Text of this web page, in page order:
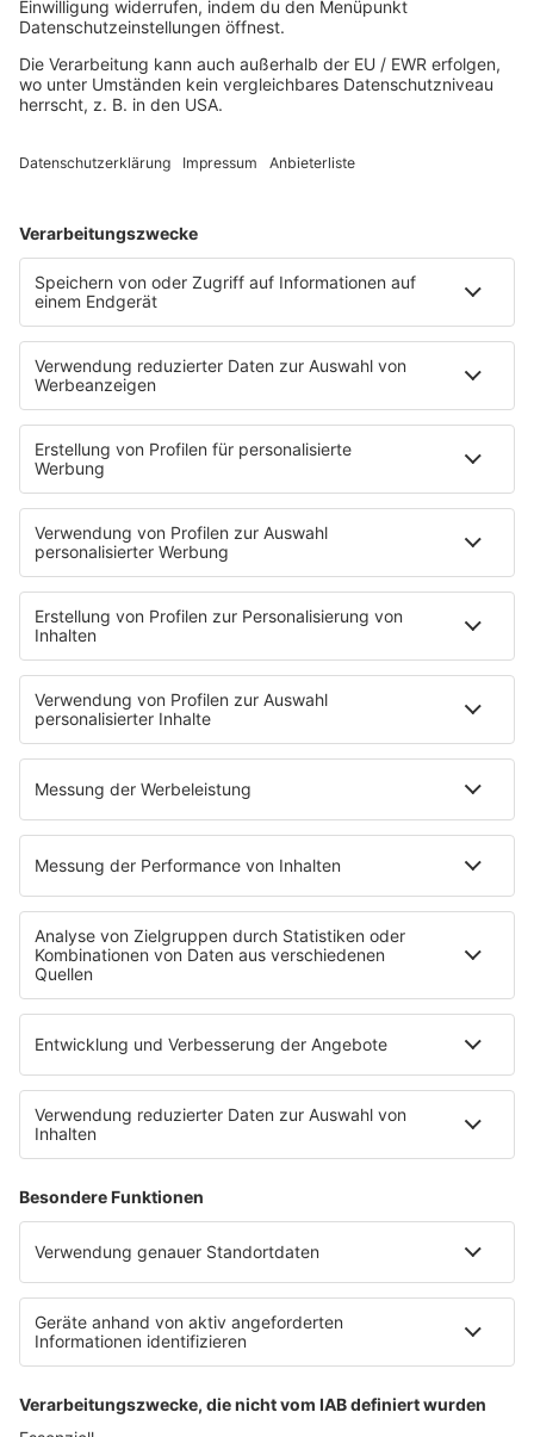
Unsere Musikstreams
Titelsuche
Konzerte und Events
Comedy
Wetter
Verkehr
PODCASTS
Zufall: Wenn ein Moment alles verändert
Küsten-Köppe mit Frank Bremser
Blaulicht. Der Helfer-Podcast
Neues von der Märchenküste
Störche-Schnack. Der Holstein Kiel-Podcast
Politik verstehen... Der R.SH-Podcast mit Carsten Kock!
Jahrhundertgeschichten
Die R.SH Gemeindesongs
Der R.SH Telefonschreck
Familienfuchs: Der Erziehungspodcast
Schlank und Gesund mit Patric Heizmann
Brave & One: Der Beziehungs-Podcast
ShoreTime: Der Küstenschnack
Der Barbara Schöneberger-Podcast: Mit den Waffeln
einer Frau
MEIN R.SH
Empfang
R.SH-Shop
Werbung buchen
Häufige Fragen
INFORMATION
Datenschutz
Datenschutzeinstellungen
Clubbedingungen
Teilnahmebedingungen
R.SH auf radioplayer.de
Stromvergleich